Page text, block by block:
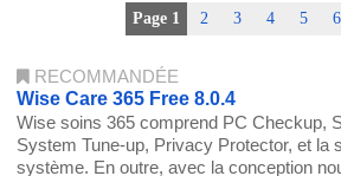
Page 1 2 3 4 5 6
RECOMMANDÉE
Wise Care 365 Free 8.0.4
Wise soins 365 comprend PC Checkup,
System Tune-up, Privacy Protector, et la
système. En outre, avec la conception